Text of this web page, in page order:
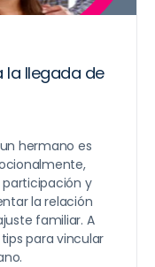
la llegada de
hermano es
participación y
la relación
familiar. A
para vincular